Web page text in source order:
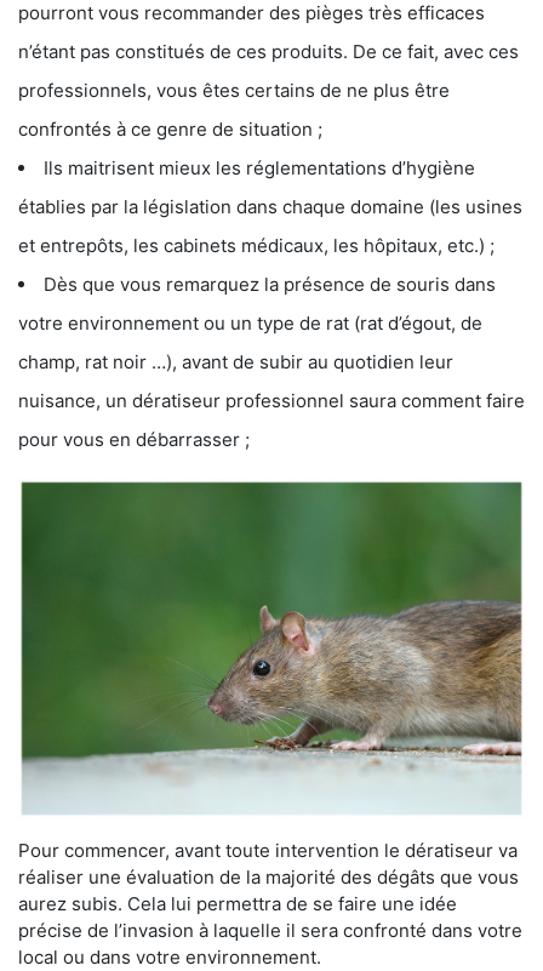
pourront vous recommander des pièges très efficaces
n’étant pas constitués de ces produits. De ce fait, avec ces
professionnels, vous êtes certains de ne plus être
confrontés à ce genre de situation ;
Ils maitrisent mieux les réglementations d’hygiène
établies par la législation dans chaque domaine (les usines
et entrepôts, les cabinets médicaux, les hôpitaux, etc.) ;
Dès que vous remarquez la présence de souris dans
votre environnement ou un type de rat (rat d’égout, de
champ, rat noir …), avant de subir au quotidien leur
nuisance, un dératiseur professionnel saura comment faire
pour vous en débarrasser ;
Pour commencer, avant toute intervention le dératiseur va
réaliser une évaluation de la majorité des dégâts que vous
aurez subis. Cela lui permettra de se faire une idée
précise de l’invasion à laquelle il sera confronté dans votre
local ou dans votre environnement.